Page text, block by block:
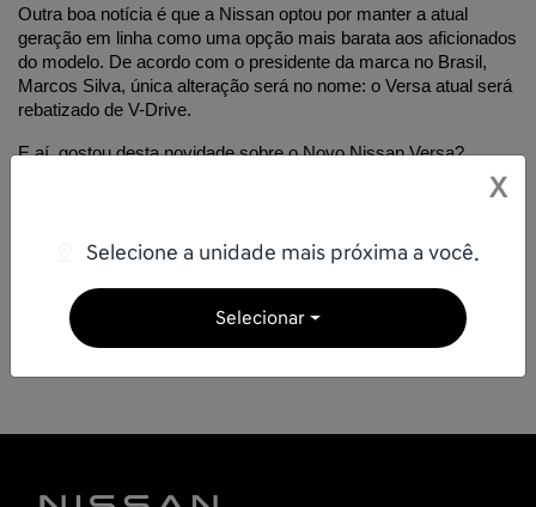
Outra boa notícia é que a Nissan optou por manter a atual
geração em linha como uma opção mais barata aos aficionados
do modelo. De acordo com o presidente da marca no Brasil,
Marcos Silva, única alteração será no nome: o Versa atual será
rebatizado de V-Drive.
E aí, gostou desta novidade sobre o Novo Nissan Versa?
Maravilha! Então continue acompanhando a Saga Nissan aqui
X
Selecione a unidade mais próxima a você.
Selecionar